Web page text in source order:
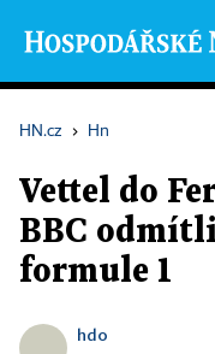
HN.cz › Hn
Vettel do
BBC
formule 1
hdo